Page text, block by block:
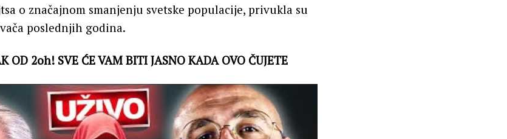
o značajnom smanjenju svetske populacije, privukla su
poslednjih godina.
OD 2oh! SVE ĆE VAM BITI JASNO KADA OVO ČUJETE